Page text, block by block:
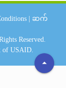
arrow_drop_up
ဆက်
Reserved.
of USAID.